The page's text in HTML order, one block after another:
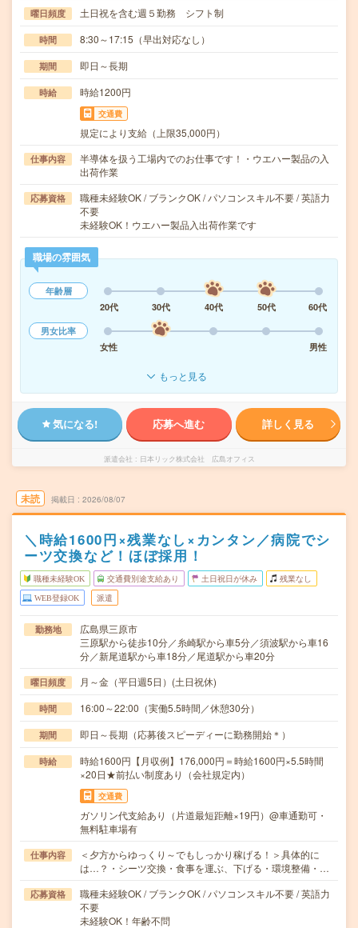
曜日頻度 土日祝を含む週５勤務 シフト制
時間 8:30～17:15（早出対応なし）
期間 即日～長期
時給 時給1200円
交通費
規定により支給（上限35,000円）
仕事内容
半導体を扱う工場内でのお仕事です！・ウエハー製品の入
出荷作業
応募資格
職種未経験OK / ブランクOK / パソコンスキル不要 / 英語力
不要
未経験OK！ウエハー製品入出荷作業です
職場の雰囲気
年齢層
20代
30代 40代 50代
60代
男女比率
女性
男性
もっと見る
気になる! 応募へ進む 詳しく見る
派遣会社 日本リック株式会社 広島オフィス
未読 掲載日 2026/08/07
＼時給1600円×残業なし×カンタン／病院でシ
ーツ交換など！ほぼ採用！
職種未経験OK 交通費別途支給あり 土日祝日が休み 残業なし
WEB登録OK 派遣
勤務地
広島県三原市
三原駅から徒歩10分／糸崎駅から車5分／須波駅から車16
分／新尾道駅から車18分／尾道駅から車20分
曜日頻度 月～金（平日週5日）(土日祝休)
時間 16:00～22:00（実働5.5時間／休憩30分）
期間 即日～長期（応募後スピーディーに勤務開始＊）
時給
時給1600円【月収例】176,000円＝時給1600円×5.5時間
×20日★前払い制度あり（会社規定内）
交通費
ガソリン代支給あり（片道最短距離×19円）@車通勤可・
無料駐車場有
仕事内容
＜夕方からゆっくり～でもしっかり稼げる！＞具体的に
は…？・シーツ交換・食事を運ぶ、下げる・環境整備・…
応募資格
職種未経験OK / ブランクOK / パソコンスキル不要 / 英語力
不要
未経験OK！年齢不問